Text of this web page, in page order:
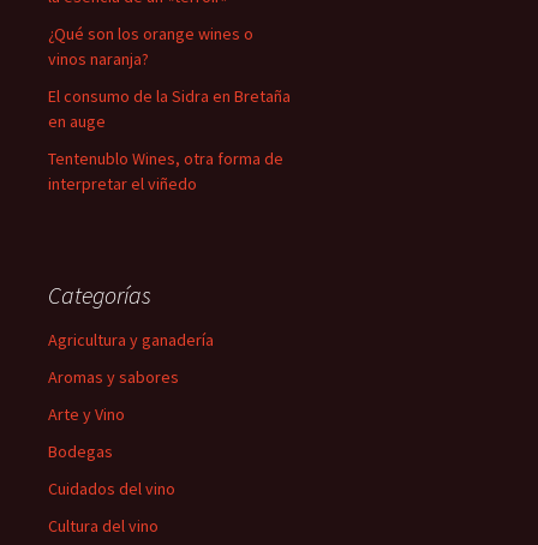
¿Qué son los orange wines o
vinos naranja?
El consumo de la Sidra en Bretaña
en auge
Tentenublo Wines, otra forma de
interpretar el viñedo
Categorías
Agricultura y ganadería
Aromas y sabores
Arte y Vino
Bodegas
Cuidados del vino
Cultura del vino